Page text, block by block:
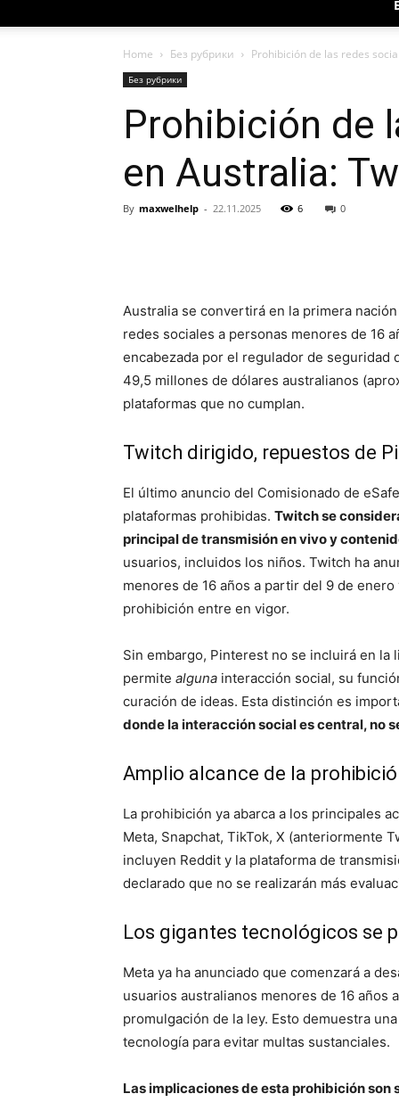
Home Без рубрики Prohibición de las redes
Без рубрики
Prohibición de
en Australia:
By maxwelhelp - 22.11.2025 6 0
Australia se convertirá en la primera
redes sociales a personas menores de 16
encabezada por el regulador de
49,5 millones de dólares australianos
plataformas que no cumplan.
Twitch dirigido, repuestos de
El último anuncio del Comisionado de
plataformas prohibidas. Twitch se
principal de transmisión en vivo y
usuarios, incluidos los niños. Twitch ha
menores de 16 años a partir del 9 de
prohibición entre en vigor.
Sin embargo, Pinterest no se incluirá en
permite alguna interacción social, su
curación de ideas. Esta distinción es
donde la interacción social es central, no
Amplio alcance de la
La prohibición ya abarca a los principales
Meta, Snapchat, TikTok, X (anteriormente
incluyen Reddit y la plataforma de
declarado que no se realizarán más
Los gigantes tecnológicos se
Meta ya ha anunciado que comenzará a
usuarios australianos menores de 16 años
promulgación de la ley. Esto demuestra
tecnología para evitar multas sustanciales.
Las implicaciones de esta prohibición